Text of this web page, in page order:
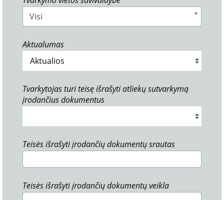
Visi
Aktualumas
Tvarkytojas turi teisę išrašyti atliekų sutvarkymą
įrodančius dokumentus
Teisės išrašyti įrodančių dokumentų srautas
Teisės išrašyti įrodančių dokumentų veikla